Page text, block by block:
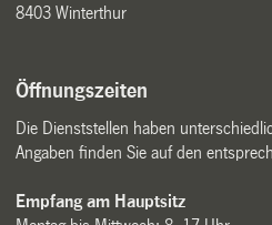
8403 Winterthur
Öffnungszeiten
Die Dienststellen haben
Angaben finden Sie auf den
Empfang am Hauptsitz